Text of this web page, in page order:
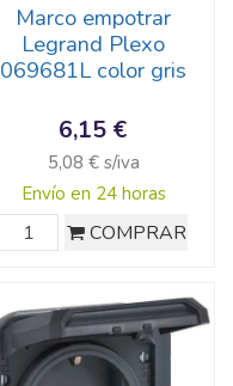
Marco empotrar
Legrand Plexo
069681L color gris
6,15 €
5,08 € s/iva
Envío en 24 horas
COMPRAR